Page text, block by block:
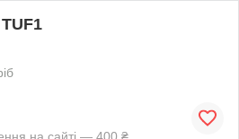
на сайті — 400 ₴